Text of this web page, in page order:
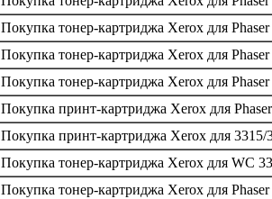
Покупка тонер-картриджа Xerox для
Покупка тонер-картриджа Xerox для
Покупка тонер-картриджа Xerox для
Покупка принт-картриджа Xerox для
Покупка принт-картриджа Xerox для 3315/
Покупка тонер-картриджа Xerox для WC
Покупка тонер-картриджа Xerox для